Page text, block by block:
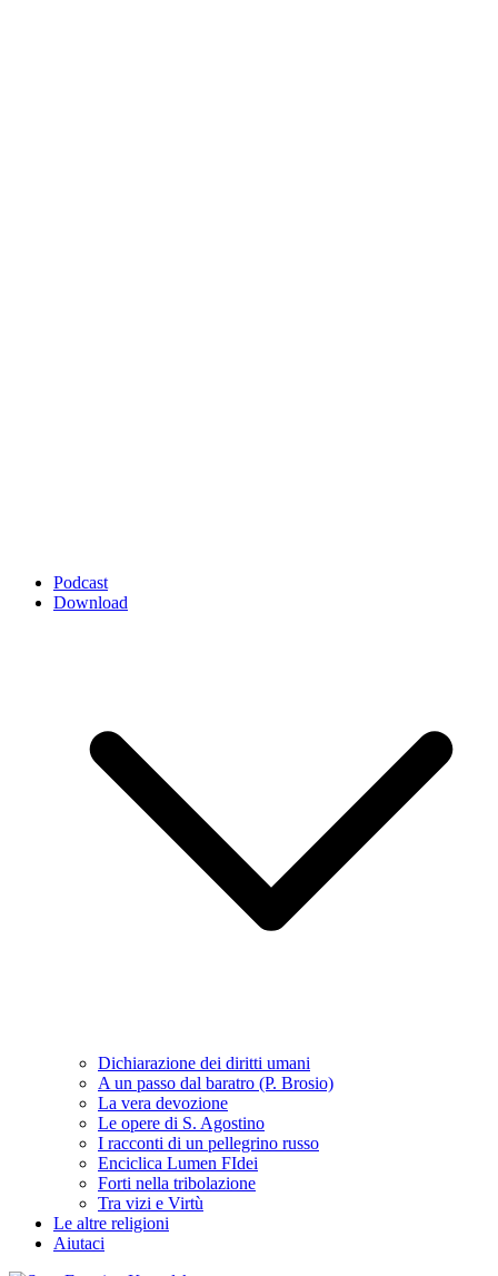
Podcast
Download
Dichiarazione dei diritti umani
A un passo dal baratro (P. Brosio)
La vera devozione
Le opere di S. Agostino
I racconti di un pellegrino russo
Enciclica Lumen FIdei
Forti nella tribolazione
Tra vizi e Virtù
Le altre religioni
Aiutaci